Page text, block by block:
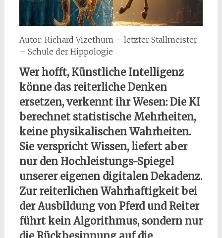
Autor: Richard Vizethum – letzter Stallmeister
– Schule der Hippologie
Wer hofft, Künstliche Intelligenz
könne das reiterliche Denken
ersetzen, verkennt ihr Wesen: Die KI
berechnet statistische Mehrheiten,
keine physikalischen Wahrheiten.
Sie verspricht Wissen, liefert aber
nur den Hochleistungs-Spiegel
unserer eigenen digitalen Dekadenz.
Zur reiterlichen Wahrhaftigkeit bei
der Ausbildung von Pferd und Reiter
führt kein Algorithmus, sondern nur